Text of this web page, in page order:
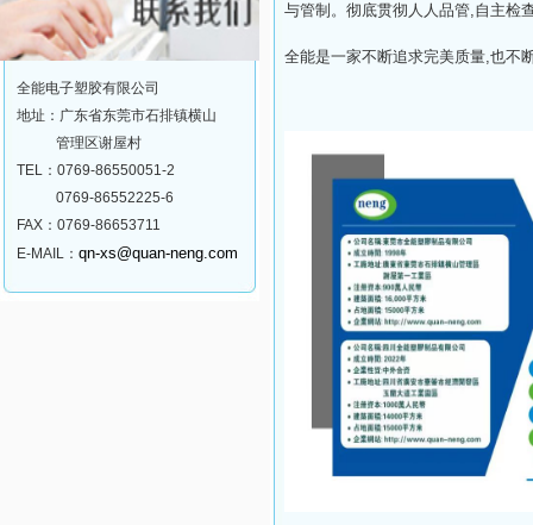
全能电子塑胶有限公司
地址：广东省东莞市石排镇横山
管理区谢屋村
TEL：0769-86550051-2
0769-86552225-6
FAX：0769-86653711
E-MAIL： qn-xs@quan-neng.com
与管制。彻底贯彻人人品管,自主检
全能是一家不断追求完美质量,也不